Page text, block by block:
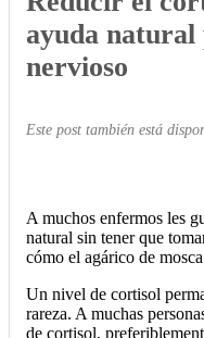
ayuda natural
nervioso
Este post también está
A muchos enfermos les
natural sin tener que
cómo el agárico de
Un nivel de cortisol
rareza. A muchas
de cortisol,